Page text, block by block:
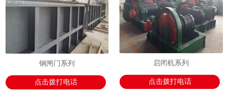
钢闸门系列
点击拨打电话
启闭机系列
点击拨打电话